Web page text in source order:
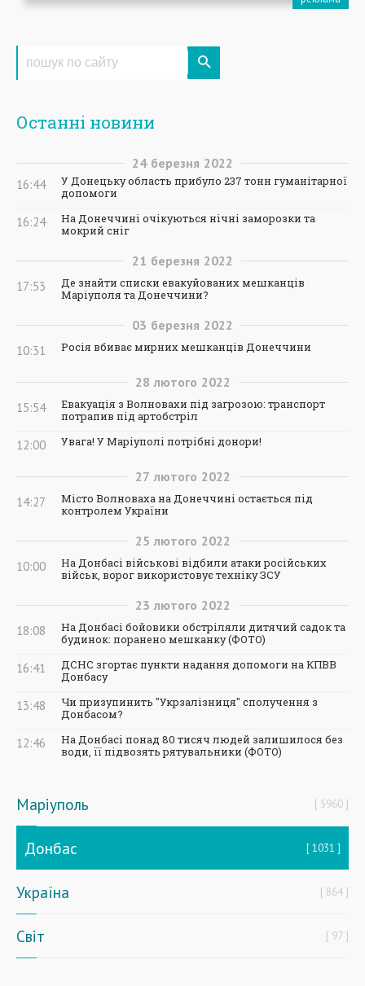
Останні новини
24 березня 2022
16:44
У Донецьку область прибуло 237 тонн гуманітарної
допомоги
16:24
На Донеччині очікуються нічні заморозки та
мокрий сніг
21 березня 2022
17:53
Де знайти списки евакуйованих мешканців
Маріуполя та Донеччини?
03 березня 2022
10:31 Росія вбиває мирних мешканців Донеччини
28 лютого 2022
15:54
Евакуація з Волновахи під загрозою: транспорт
потрапив під артобстріл
12:00 Увага! У Маріуполі потрібні донори!
27 лютого 2022
14:27
Місто Волноваха на Донеччині остається під
контролем України
25 лютого 2022
10:00
На Донбасі військові відбили атаки російських
військ, ворог використовує техніку ЗСУ
23 лютого 2022
18:08
На Донбасі бойовики обстріляли дитячий садок та
будинок: поранено мешканку (ФОТО)
16:41
ДСНС згортає пункти надання допомоги на КПВВ
Донбасу
13:48
Чи призупинить "Укрзалізниця" сполучення з
Донбасом?
12:46
На Донбасі понад 80 тисяч людей залишилося без
води, її підвозять рятувальники (ФОТО)
Маріуполь 5960
Донбас 1031
Україна 864
Світ 97